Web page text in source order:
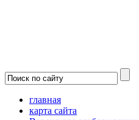
главная
карта сайта